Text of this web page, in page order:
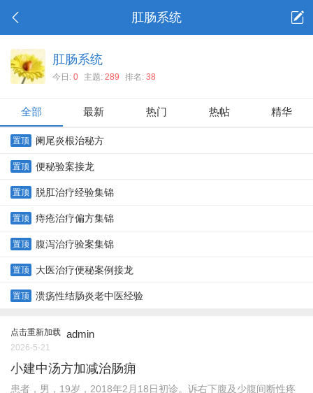
肛肠系统
肛肠系统
今日: 0 主题: 289 排名: 38
全部 最新 热门 热帖 精华
置顶 阑尾炎根治秘方
置顶 便秘验案接龙
置顶 脱肛治疗经验集锦
置顶 痔疮治疗偏方集锦
置顶 腹泻治疗验案集锦
置顶 大医治疗便秘案例接龙
置顶 溃疡性结肠炎老中医经验
点击重新加载 admin
2026-5-21
小建中汤方加减治肠痈
患者，男，19岁，2018年2月18日初诊。诉右下腹及少腹间断性疼